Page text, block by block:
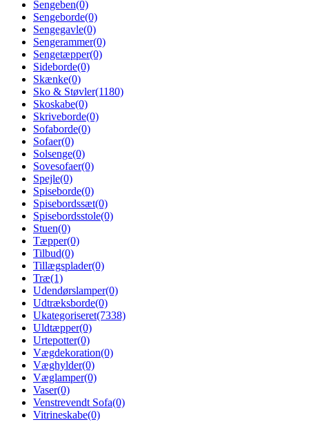
Sengeben(0)
Sengeborde(0)
Sengegavle(0)
Sengerammer(0)
Sengetæpper(0)
Sideborde(0)
Skænke(0)
Sko & Støvler(1180)
Skoskabe(0)
Skriveborde(0)
Sofaborde(0)
Sofaer(0)
Solsenge(0)
Sovesofaer(0)
Spejle(0)
Spiseborde(0)
Spisebordssæt(0)
Spisebordsstole(0)
Stuen(0)
Tæpper(0)
Tilbud(0)
Tillægsplader(0)
Træ(1)
Udendørslamper(0)
Udtræksborde(0)
Ukategoriseret(7338)
Uldtæpper(0)
Urtepotter(0)
Vægdekoration(0)
Væghylder(0)
Væglamper(0)
Vaser(0)
Venstrevendt Sofa(0)
Vitrineskabe(0)